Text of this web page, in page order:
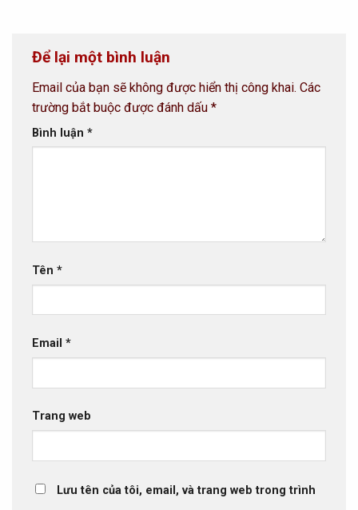
Để lại một bình luận
Email của bạn sẽ không được hiển thị công khai. Các
trường bắt buộc được đánh dấu *
Bình luận *
Tên *
Email *
Trang web
Lưu tên của tôi, email, và trang web trong trình